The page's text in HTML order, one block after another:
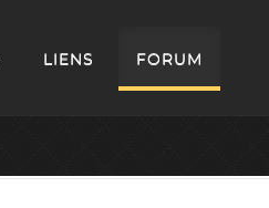
LIENS FORUM